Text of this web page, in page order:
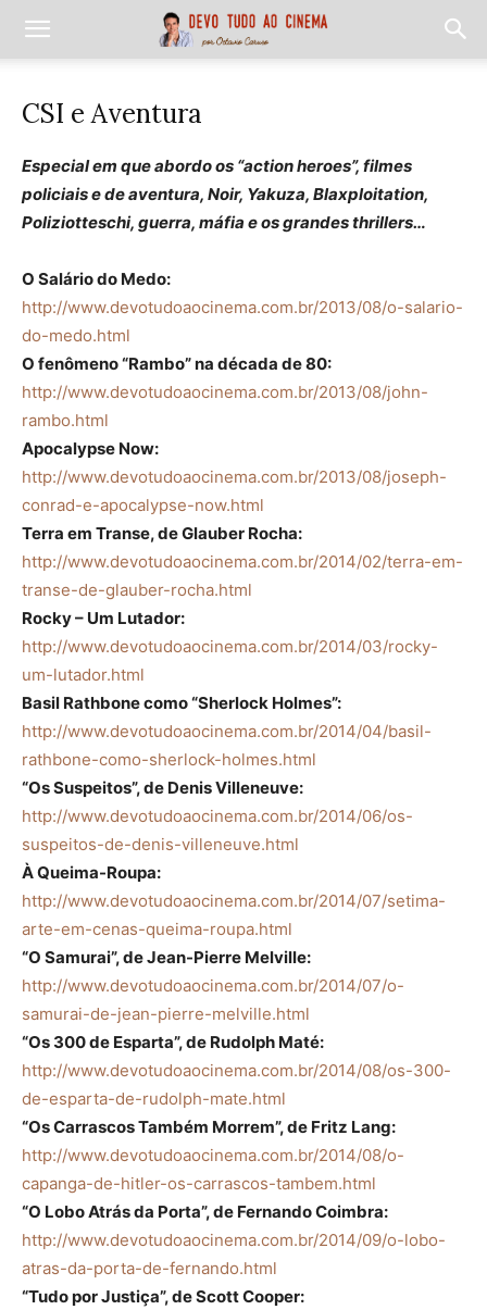
CSI e Aventura
Especial em que abordo os “action heroes”, filmes
policiais e de aventura, Noir, Yakuza, Blaxploitation,
Poliziotteschi, guerra, máfia e os grandes thrillers…
O Salário do Medo:
http://www.devotudoaocinema.com.br/2013/08/o-salario-
do-medo.html
O fenômeno “Rambo” na década de 80:
http://www.devotudoaocinema.com.br/2013/08/john-
rambo.html
Apocalypse Now:
http://www.devotudoaocinema.com.br/2013/08/joseph-
conrad-e-apocalypse-now.html
Terra em Transe, de Glauber Rocha:
http://www.devotudoaocinema.com.br/2014/02/terra-em-
transe-de-glauber-rocha.html
Rocky – Um Lutador:
http://www.devotudoaocinema.com.br/2014/03/rocky-
um-lutador.html
Basil Rathbone como “Sherlock Holmes”:
http://www.devotudoaocinema.com.br/2014/04/basil-
rathbone-como-sherlock-holmes.html
“Os Suspeitos”, de Denis Villeneuve:
http://www.devotudoaocinema.com.br/2014/06/os-
suspeitos-de-denis-villeneuve.html
À Queima-Roupa:
http://www.devotudoaocinema.com.br/2014/07/setima-
arte-em-cenas-queima-roupa.html
“O Samurai”, de Jean-Pierre Melville:
http://www.devotudoaocinema.com.br/2014/07/o-
samurai-de-jean-pierre-melville.html
“Os 300 de Esparta”, de Rudolph Maté:
http://www.devotudoaocinema.com.br/2014/08/os-300-
de-esparta-de-rudolph-mate.html
“Os Carrascos Também Morrem”, de Fritz Lang:
http://www.devotudoaocinema.com.br/2014/08/o-
capanga-de-hitler-os-carrascos-tambem.html
“O Lobo Atrás da Porta”, de Fernando Coimbra:
http://www.devotudoaocinema.com.br/2014/09/o-lobo-
atras-da-porta-de-fernando.html
“Tudo por Justiça”, de Scott Cooper: